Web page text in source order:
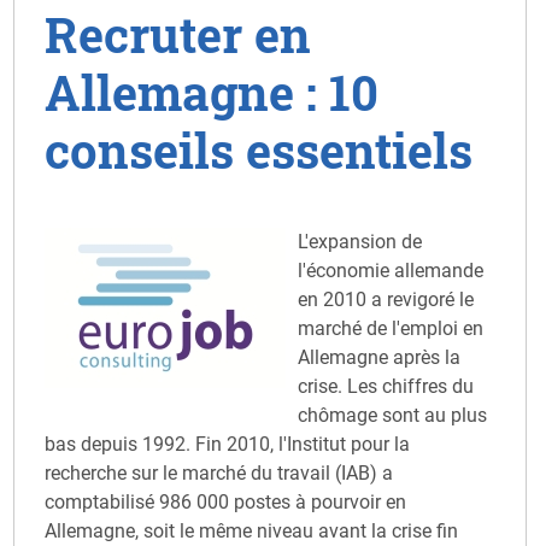
Recruter en
Allemagne : 10
conseils essentiels
L'expansion de
l'économie allemande
en 2010 a revigoré le
marché de l'emploi en
Allemagne après la
crise. Les chiffres du
chômage sont au plus
bas depuis 1992. Fin 2010, l'Institut pour la
recherche sur le marché du travail (IAB) a
comptabilisé 986 000 postes à pourvoir en
Allemagne, soit le même niveau avant la crise fin